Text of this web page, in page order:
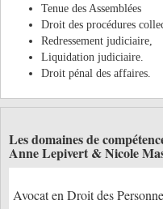
Tenue des Assemblées
Droit des procédures
Redressement judiciaire,
Liquidation judiciaire.
Droit pénal des affaires.
Les domaines de
Anne Lepivert & Nicole
Avocat en Droit des